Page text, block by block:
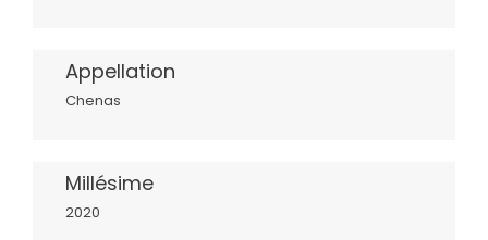
Appellation
Chenas
Millésime
2020